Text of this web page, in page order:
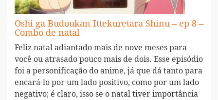
Oshi ga Budoukan Ittekuretara Shinu – ep 8 –
Combo de natal
Feliz natal adiantado mais de nove meses para
você ou atrasado pouco mais de dois. Esse episódio
foi a personificação do anime, já que dá tanto para
encará-lo por um lado positivo, como por um lado
negativo; é claro, isso se o natal tiver importância